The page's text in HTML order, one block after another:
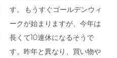
0965-52-0323
096-274-8175
0965-45-9282
す。 もうすぐゴールデンウィ
ークが始まりますが、今年は
長くて10連休になるそうで
す。昨年と異なり、買い物や